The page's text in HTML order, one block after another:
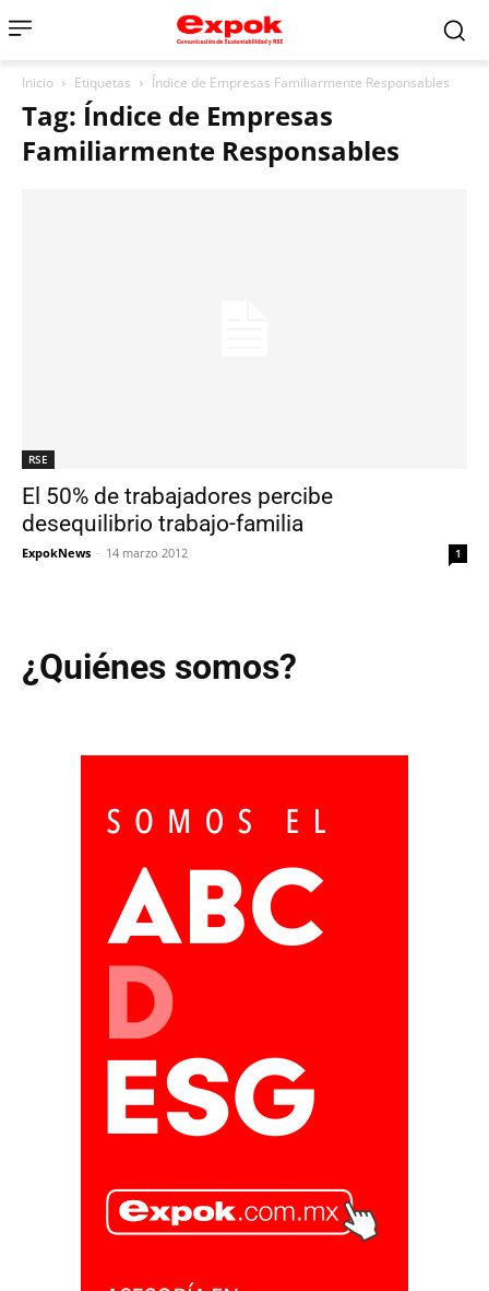
Inicio Etiquetas Índice de Empresas Familiarmente Responsables
Tag: Índice de Empresas
Familiarmente Responsables
RSE
El 50% de trabajadores percibe
desequilibrio trabajo-familia
ExpokNews - 14 marzo 2012 1
¿Quiénes somos?